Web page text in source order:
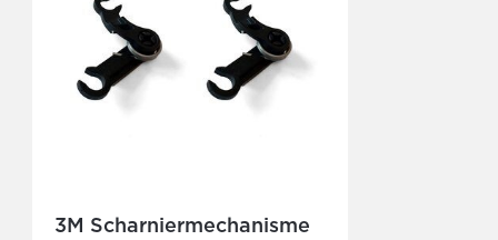
3M Scharniermechanisme